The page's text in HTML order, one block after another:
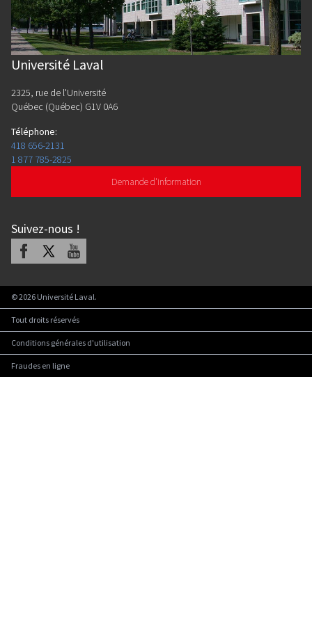
Université Laval
2325, rue de l'Université
Québec (Québec) G1V 0A6
Téléphone:
418 656-2131
1 877 785-2825
Demande d'information
Suivez-nous !
Facebook Youtube
©2026 Université Laval.
Tout droits réservés
Conditions générales d'utilisation
Fraudes en ligne